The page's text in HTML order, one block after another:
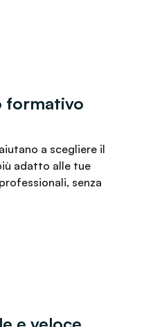
formativo
a scegliere il
adatto alle tue
senza